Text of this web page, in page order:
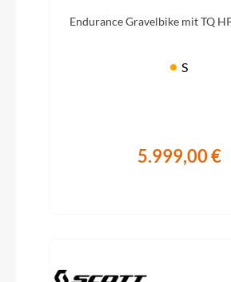
Endurance Gravelbike mit TQ
S
5.999,00 €